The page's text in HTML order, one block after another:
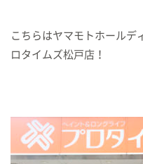
こちらはヤマモトホールデ
ロタイムズ松戸店！